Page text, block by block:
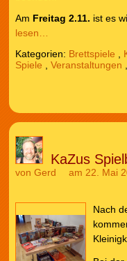
Am Freitag 2.11. ist es
lesen…
Kategorien: Brettspiele ,
Spiele , Veranstaltungen ,
KaZus
von Gerd am 22. Mai
Nach